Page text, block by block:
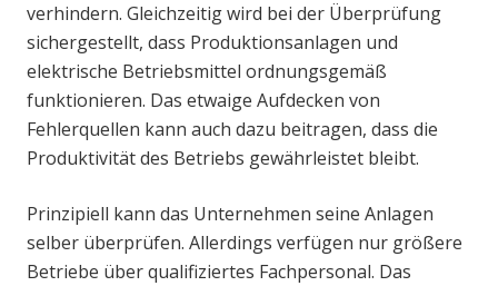
verhindern. Gleichzeitig wird bei der Überprüfung
sichergestellt, dass Produktionsanlagen und
elektrische Betriebsmittel ordnungsgemäß
funktionieren. Das etwaige Aufdecken von
Fehlerquellen kann auch dazu beitragen, dass die
Produktivität des Betriebs gewährleistet bleibt.
Prinzipiell kann das Unternehmen seine Anlagen
selber überprüfen. Allerdings verfügen nur größere
Betriebe über qualifiziertes Fachpersonal. Das